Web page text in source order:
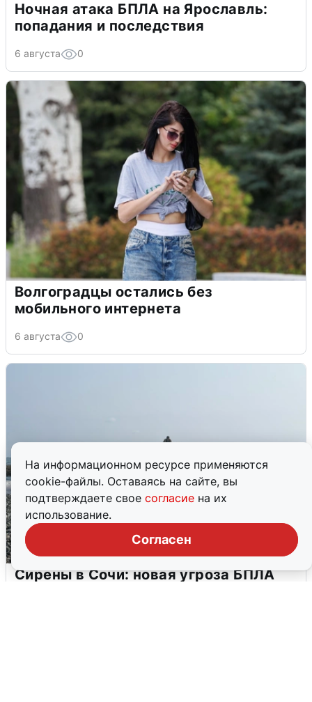
На информационном ресурсе применяются
cookie-файлы. Оставаясь на сайте, вы
подтверждаете свое согласие на их
использование.
Согласен
Ночная атака БПЛА на Ярославль:
попадания и последствия
6 августа 0
Волгоградцы остались без
мобильного интернета
6 августа 0
Сирены в Сочи: новая угроза БПЛА